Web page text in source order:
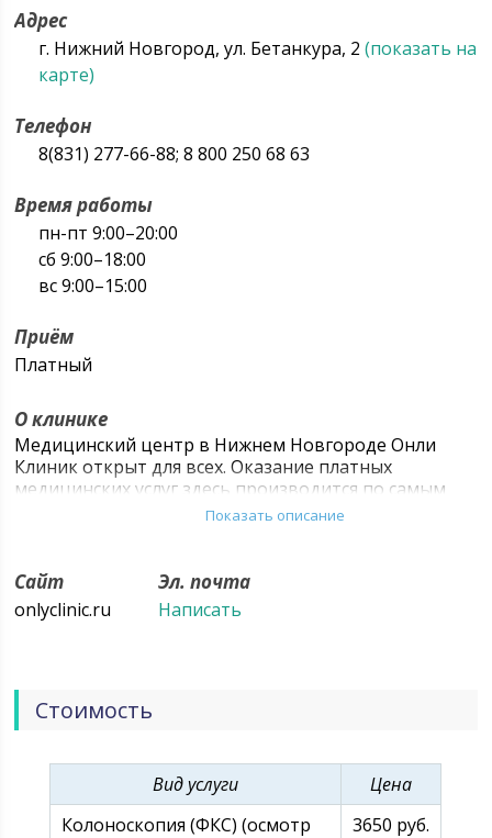
Адрес
г. Нижний Новгород, ул. Бетанкура, 2(показать на
карте)
Телефон
8(831) 277-66-88; 8 800 250 68 63
Время работы
пн-пт 9:00–20:00
сб 9:00–18:00
вс 9:00–15:00
Приём
Платный
О клинике
Медицинский центр в Нижнем Новгороде Онли
Клиник открыт для всех. Оказание платных
медицинских услуг здесь производится по самым
высоким европейским стандартам.
оказываемых услуг в Онли Клиник - это уровень
медицины мирового уровня! Нет такой проблемы, с
которой человек не мог бы к нам обратиться. За все
Показать описание
Сайт
onlyclinic.ru
Эл. почта
Написать
Стоимость
Вид услуги
Цена
Колоноскопия (ФКС) (осмотр
3650 руб.